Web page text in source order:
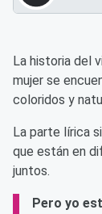
La historia del
mujer se
coloridos y
La parte lírica
que están en
juntos.
Pero yo